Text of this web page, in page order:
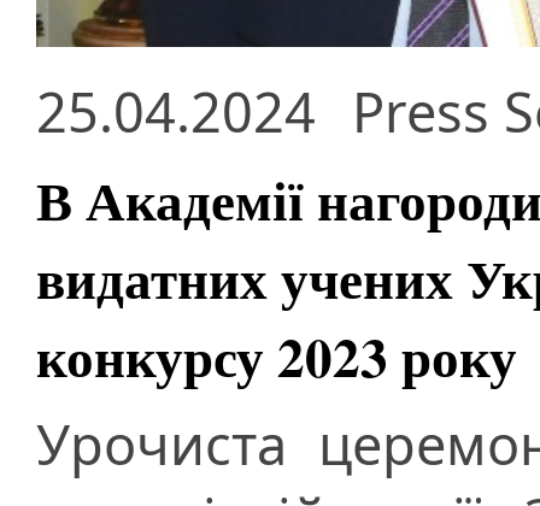
25.04.2024 Press
В Академії
видатних учених
конкурсу 2023 року
Урочиста